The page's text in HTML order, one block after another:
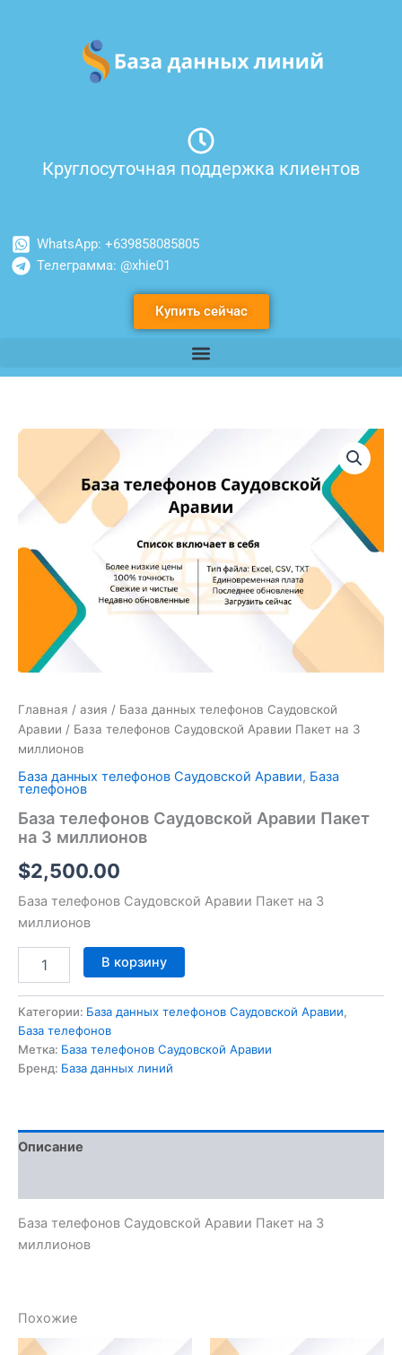
содержимому
Круглосуточная поддержка клиентов
WhatsApp: +639858085805
Телеграмма: @xhie01
Купить сейчас
Главная / азия / База данных телефонов Саудовской
Аравии / База телефонов Саудовской Аравии Пакет на 3
миллионов
База данных телефонов Саудовской Аравии, База
телефонов
База телефонов Саудовской Аравии Пакет
на 3 миллионов
$2,500.00
База телефонов Саудовской Аравии Пакет на 3
миллионов
Количество
телефонов
Саудовской
Аравии
Пакет
миллионов
В корзину
Категории: База данных телефонов Саудовской Аравии,
База телефонов
Метка: База телефонов Саудовской Аравии
Бренд: База данных линий
Описание
База телефонов Саудовской Аравии Пакет на 3
миллионов
Похожие